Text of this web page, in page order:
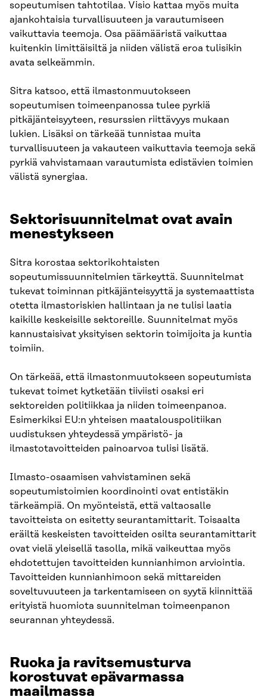
sopeutumisen tahtotilaa. Visio kattaa myös muita
ajankohtaisia turvallisuuteen ja varautumiseen
vaikuttavia teemoja. Osa päämääristä vaikuttaa
kuitenkin limittäisiltä ja niiden välistä eroa tulisikin
avata selkeämmin.
Sitra katsoo, että ilmastonmuutokseen
sopeutumisen toimeenpanossa tulee pyrkiä
pitkäjänteisyyteen, resurssien riittävyys mukaan
lukien. Lisäksi on tärkeää tunnistaa muita
turvallisuuteen ja vakauteen vaikuttavia teemoja sekä
pyrkiä vahvistamaan varautumista edistävien toimien
välistä synergiaa.
Sektorisuunnitelmat ovat avain
menestykseen
Sitra korostaa sektorikohtaisten
sopeutumissuunnitelmien tärkeyttä. Suunnitelmat
tukevat toiminnan pitkäjänteisyyttä ja systemaattista
otetta ilmastoriskien hallintaan ja ne tulisi laatia
kaikille keskeisille sektoreille. Suunnitelmat myös
kannustaisivat yksityisen sektorin toimijoita ja kuntia
toimiin.
On tärkeää, että ilmastonmuutokseen sopeutumista
tukevat toimet kytketään tiiviisti osaksi eri
sektoreiden politiikkaa ja niiden toimeenpanoa.
Esimerkiksi EU:n yhteisen maatalouspolitiikan
uudistuksen yhteydessä ympäristö- ja
ilmastotavoitteiden painoarvoa tulisi lisätä.
Ilmasto-osaamisen vahvistaminen sekä
sopeutumistoimien koordinointi ovat entistäkin
tärkeämpiä. On myönteistä, että valtaosalle
tavoitteista on esitetty seurantamittarit. Toisaalta
eräiltä keskeisten tavoitteiden osilta seurantamittarit
ovat vielä yleisellä tasolla, mikä vaikeuttaa myös
ehdotettujen tavoitteiden kunnianhimon arviointia.
Tavoitteiden kunnianhimoon sekä mittareiden
soveltuvuuteen ja tarkentamiseen on syytä kiinnittää
erityistä huomiota suunnitelman toimeenpanon
seurannan yhteydessä.
Ruoka ja ravitsemusturva
korostuvat epävarmassa
maailmassa